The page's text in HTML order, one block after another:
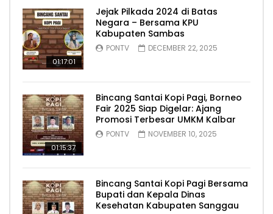
01:17:01
Jejak Pilkada 2024 di Batas
Negara – Bersama KPU
Kabupaten Sambas
PONTV DECEMBER 22, 2025
01:15:37
Bincang Santai Kopi Pagi, Borneo
Fair 2025 Siap Digelar: Ajang
Promosi Terbesar UMKM Kalbar
PONTV NOVEMBER 10, 2025
Bincang Santai Kopi Pagi Bersama
Bupati dan Kepala Dinas
Kesehatan Kabupaten Sanggau